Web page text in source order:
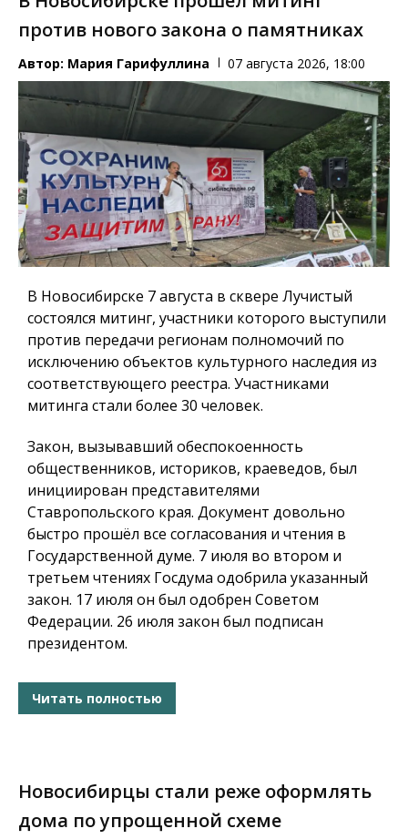
против нового закона о памятниках
Автор: Мария Гарифуллина 07 августа 2026, 18:00
В Новосибирске 7 августа в сквере Лучистый
состоялся митинг, участники которого выступили
против передачи регионам полномочий по
исключению объектов культурного наследия из
соответствующего реестра. Участниками
митинга стали более 30 человек.
Закон, вызывавший обеспокоенность
общественников, историков, краеведов, был
инициирован представителями
Ставропольского края. Документ довольно
быстро прошёл все согласования и чтения в
Государственной думе. 7 июля во втором и
третьем чтениях Госдума одобрила указанный
закон. 17 июля он был одобрен Советом
Федерации. 26 июля закон был подписан
президентом.
Читать полностью
Новосибирцы стали реже оформлять
дома по упрощенной схеме